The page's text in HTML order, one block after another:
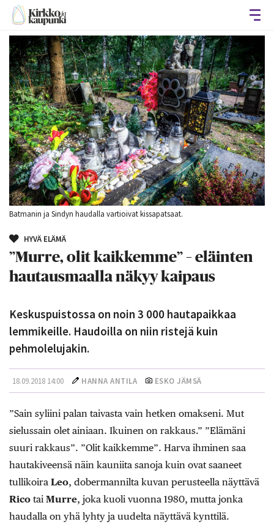
Batmanin ja Sindyn haudalla vartioivat kissapatsaat.
HYVÄ ELÄMÄ
”Murre, olit kaikkemme” – eläinten
hautausmaalla näkyy kaipaus
Keskuspuistossa on noin 3 000 hautapaikkaa
lemmikeille. Haudoilla on niin ristejä kuin
pehmolelujakin.
18.09.2018 14:00 HANNA ANTILA ESKO JÄMSÄ
”Sain syliini palan taivasta vain hetken omakseni. Mut
sielussain olet ainiaan. Ikuinen on rakkaus.” ”Elämäni
suuri rakkaus”. ”Olit kaikkemme”. Harva ihminen saa
hautakiveensä näin kauniita sanoja kuin ovat saaneet
tullikoira Leo, dobermannilta kuvan perusteella näyttävä
Rico tai Murre, joka kuoli vuonna 1980, mutta jonka
haudalla on yhä lyhty ja uudelta näyttävä kynttilä.